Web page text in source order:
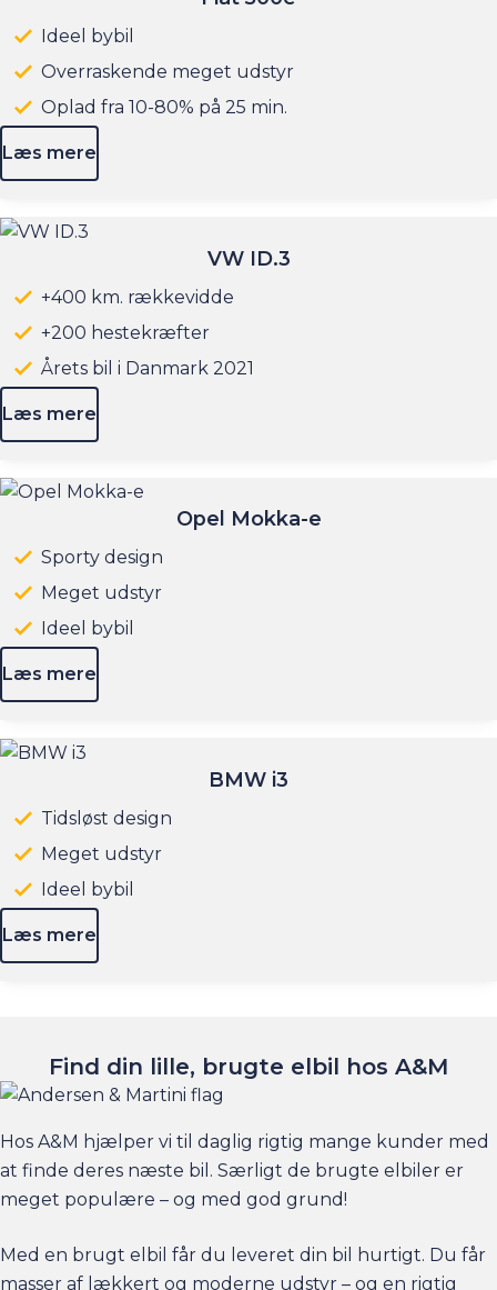
Ideel bybil
Overraskende meget udstyr
Oplad fra 10-80% på 25 min.
Læs mere
VW ID.3
+400 km. rækkevidde
+200 hestekræfter
Årets bil i Danmark 2021
Læs mere
Opel Mokka-e
Sporty design
Meget udstyr
Ideel bybil
Læs mere
BMW i3
Tidsløst design
Meget udstyr
Ideel bybil
Læs mere
Find din lille, brugte elbil hos A&M
Hos A&M hjælper vi til daglig rigtig mange kunder med
at finde deres næste bil. Særligt de brugte elbiler er
meget populære – og med god grund!
Med en brugt elbil får du leveret din bil hurtigt. Du får
masser af lækkert og moderne udstyr – og en rigtig